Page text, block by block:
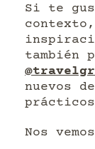
Si te
también
nuevos
Nos